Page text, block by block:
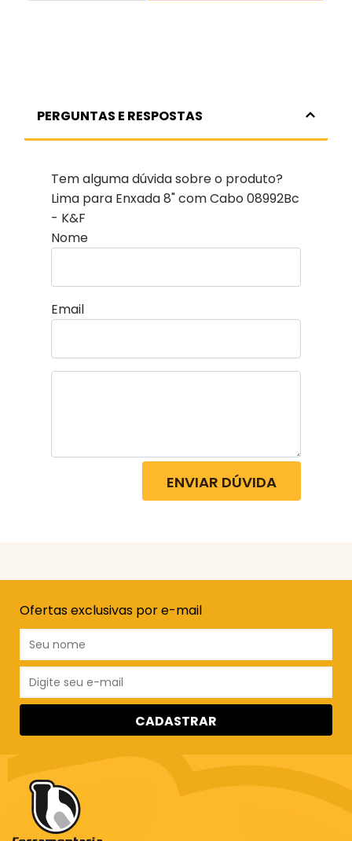
PERGUNTAS E RESPOSTAS
Tem alguma dúvida sobre o produto?
Lima para Enxada 8" com Cabo 08992Bc
- K&F
Nome
Email
ENVIAR DÚVIDA
Ofertas exclusivas por e-mail
CADASTRAR